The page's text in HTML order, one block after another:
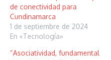
de conectividad para
Cundinamarca
1 de septiembre de 2024
En «Tecnología»
“Asociatividad, fundamental